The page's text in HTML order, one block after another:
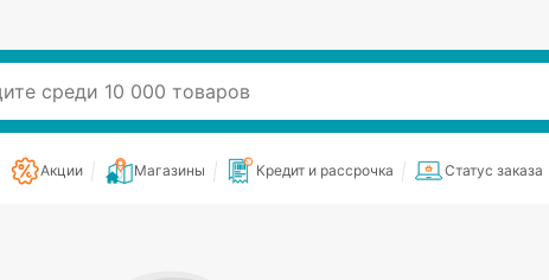
Акции Магазины Кредит и рассрочка Статус заказа